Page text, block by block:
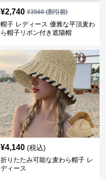
¥2,740 ¥3560(割引前)
帽子 レディース 優雅な平頂麦わ
ら帽子リボン付き遮陽帽
¥4,140 (税込)
折りたたみ可能な麦わら帽子 レ
ディース